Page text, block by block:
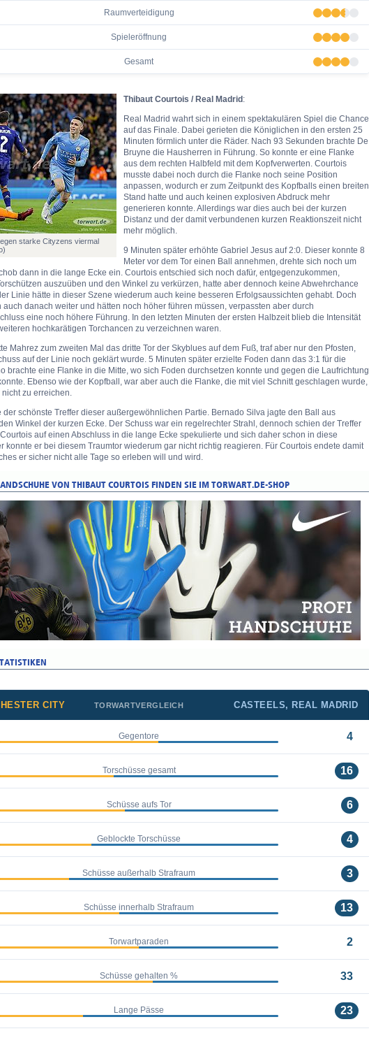
Raumverteidigung
Spieleröffnung
Gesamt
starke Cityzens viermal
Thibaut Courtois / Real Madrid :
Real Madrid wahrt sich in einem spektakulären Spiel die Chance
auf das Finale. Dabei gerieten die Königlichen in den ersten 25
Minuten förmlich unter die Räder. Nach 93 Sekunden brachte De
Bruyne die Hausherren in Führung. So konnte er eine Flanke
aus dem rechten Halbfeld mit dem Kopfverwerten. Courtois
musste dabei noch durch die Flanke noch seine Position
anpassen, wodurch er zum Zeitpunkt des Kopfballs einen breiten
Stand hatte und auch keinen explosiven Abdruck mehr
generieren konnte. Allerdings war dies auch bei der kurzen
Distanz und der damit verbundenen kurzen Reaktionszeit nicht
mehr möglich.
9 Minuten später erhöhte Gabriel Jesus auf 2:0. Dieser konnte 8
Meter vor dem Tor einen Ball annehmen, drehte sich noch um
dann in die lange Ecke ein. Courtois entschied sich noch dafür, entgegenzukommen,
auszuüben und den Winkel zu verkürzen, hatte aber dennoch keine Abwehrchance
Linie hätte in dieser Szene wiederum auch keine besseren Erfolgsaussichten gehabt. Doch
danach weiter und hätten noch höher führen müssen, verpassten aber durch
eine noch höhere Führung. In den letzten Minuten der ersten Halbzeit blieb die Intensität
hochkarätigen Torchancen zu verzeichnen waren.
Mahrez zum zweiten Mal das dritte Tor der Skyblues auf dem Fuß, traf aber nur den Pfosten,
auf der Linie noch geklärt wurde. 5 Minuten später erzielte Foden dann das 3:1 für die
brachte eine Flanke in die Mitte, wo sich Foden durchsetzen konnte und gegen die Laufrichtung
Ebenso wie der Kopfball, war aber auch die Flanke, die mit viel Schnitt geschlagen wurde,
zu erreichen.
der schönste Treffer dieser außergewöhnlichen Partie. Bernado Silva jagte den Ball aus
Winkel der kurzen Ecke. Der Schuss war ein regelrechter Strahl, dennoch schien der Treffer
auf einen Abschluss in die lange Ecke spekulierte und sich daher schon in diese
konnte er bei diesem Traumtor wiederum gar nicht richtig reagieren. Für Courtois endete damit
er sicher nicht alle Tage so erleben will und wird.
CITY TORWARTVERGLEICH CASTEELS, REAL MADRID
Gegentore 4
Torschüsse gesamt 16
Schüsse aufs Tor 6
Geblockte Torschüsse 4
Schüsse außerhalb Strafraum 3
Schüsse innerhalb Strafraum 13
Torwartparaden 2
Schüsse gehalten % 33
Lange Pässe 23